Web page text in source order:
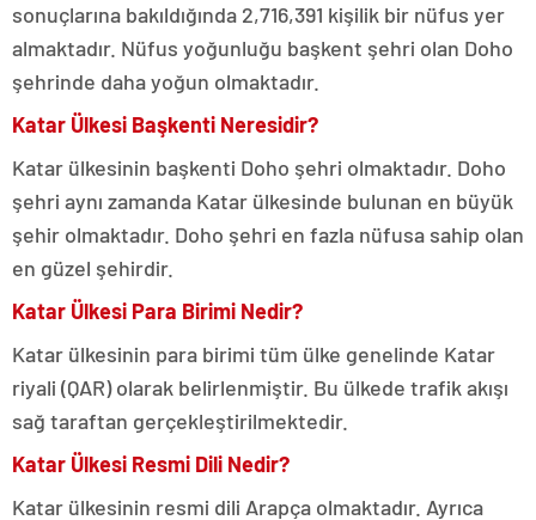
sonuçlarına bakıldığında 2,716,391 kişilik bir nüfus yer
almaktadır. Nüfus yoğunluğu başkent şehri olan Doho
şehrinde daha yoğun olmaktadır.
Katar Ülkesi Başkenti Neresidir?
Katar ülkesinin başkenti Doho şehri olmaktadır. Doho
şehri aynı zamanda Katar ülkesinde bulunan en büyük
şehir olmaktadır. Doho şehri en fazla nüfusa sahip olan
en güzel şehirdir.
Katar Ülkesi Para Birimi Nedir?
Katar ülkesinin para birimi tüm ülke genelinde Katar
riyali (QAR) olarak belirlenmiştir. Bu ülkede trafik akışı
sağ taraftan gerçekleştirilmektedir.
Katar Ülkesi Resmi Dili Nedir?
Katar ülkesinin resmi dili Arapça olmaktadır. Ayrıca